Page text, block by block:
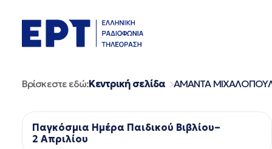
περιεχόμενο
Βρίσκεστε εδώ:Κεντρική σελίδα ΑΜΑΝΤΑ
Παγκόσμια Ημέρα Παιδικού Βιβλίου–
2 Απριλίου